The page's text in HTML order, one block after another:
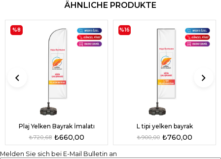
ÄHNLICHE PRODUKTE
Plaj Yelken Bayrak İmalatı
₺660,00
₺720,68
%8
L tipi yelken bayrak
₺760,00
₺900,00
%16
Melden Sie sich bei E-Mail Bulletin an